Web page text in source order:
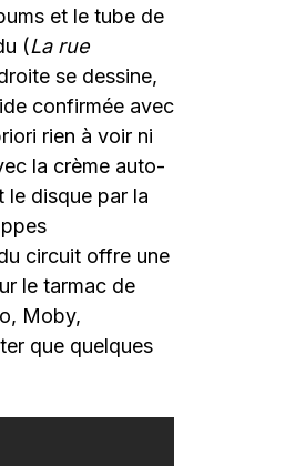
et le tube de
(La rue
se dessine,
confirmée avec
rien à voir ni
la crème auto-
le disque par la
circuit offre une
le tarmac de
Moby,
que quelques